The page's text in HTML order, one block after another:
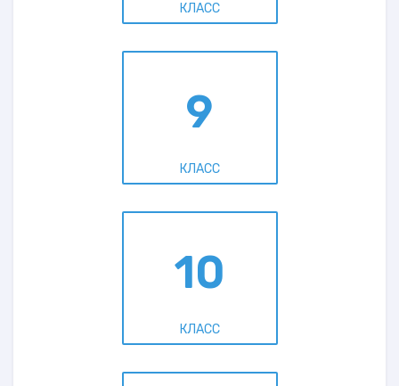
КЛАСС
9
КЛАСС
10
КЛАСС